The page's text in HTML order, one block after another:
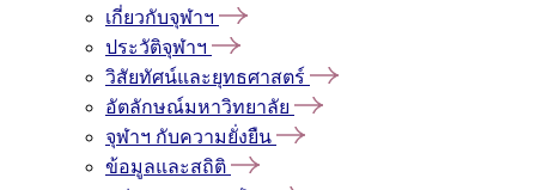
เกี่ยวกับจุฬาฯ
ประวัติจุฬาฯ
วิสัยทัศน์และยุทธศาสตร์
อัตลักษณ์มหาวิทยาลัย
จุฬาฯ กับความยั่งยืน
ข้อมูลและสถิติ